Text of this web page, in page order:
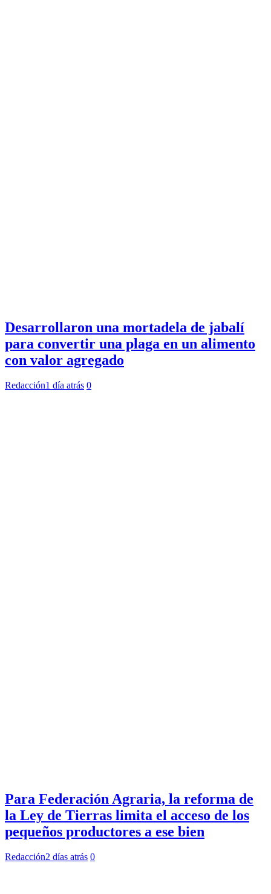
Desarrollaron una mortadela de jabalí
para convertir una plaga en un alimento
con valor agregado
Redacción1 día atrás 0
Para Federación Agraria, la reforma de
la Ley de Tierras limita el acceso de los
pequeños productores a ese bien
Redacción2 días atrás 0